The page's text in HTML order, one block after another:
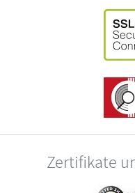
Zertifikate